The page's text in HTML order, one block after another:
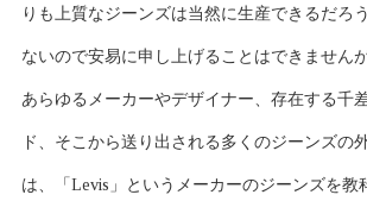
りも上質なジーンズは当然に生産できるだろ
ないので安易に申し上げることはできません
あらゆるメーカーやデザイナー、存在する千
ド、そこから送り出される多くのジーンズの
は、「Levis」というメーカーのジーンズを教